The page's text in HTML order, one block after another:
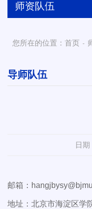
师资队伍
您所在的位置： 首页 -
导师队伍
日期
邮箱：
地址：北京市海淀区学